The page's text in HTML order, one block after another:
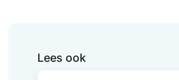
Lees ook